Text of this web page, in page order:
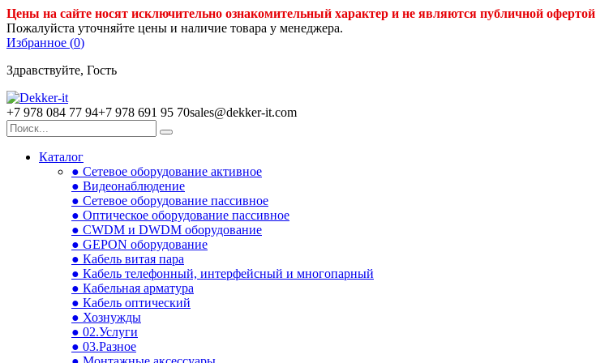
Цены на сайте носят исключительно ознакомительный характер и не являются публичной офертой
Пожалуйста уточняйте цены и наличие товара у менеджера.
Избранное (0)
Здравствуйте, Гость
+7 978 084 77 94+7 978 691 95 70sales@dekker-it.com
Каталог
● Сетевое оборудование активное
● Видеонаблюдение
● Сетевое оборудование пассивное
● Оптическое оборудование пассивное
● CWDM и DWDM оборудование
● GEPON оборудование
● Кабель витая пара
● Кабель телефонный, интерфейсный и многопарный
● Кабельная арматура
● Кабель оптический
● Хознужды
● 02.Услуги
● 03.Разное